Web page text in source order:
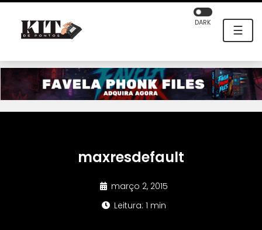
☰
DARK
maxresdefault
março 2, 2015
Leitura: 1 min